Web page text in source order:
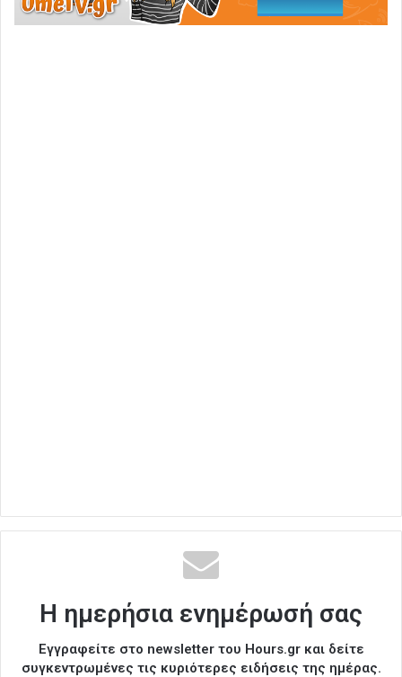
Η ημερήσια ενημέρωσή σας
Εγγραφείτε στο newsletter του Hours.gr και δείτε
συγκεντρωμένες τις κυριότερες ειδήσεις της ημέρας.